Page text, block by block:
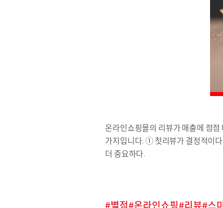
온라인쇼핑몰의 리뷰가 매출에 점
가지입니다. ① 첫리뷰가 결정적이
더 중요하다.
별점 온라인쇼핑 리뷰 스